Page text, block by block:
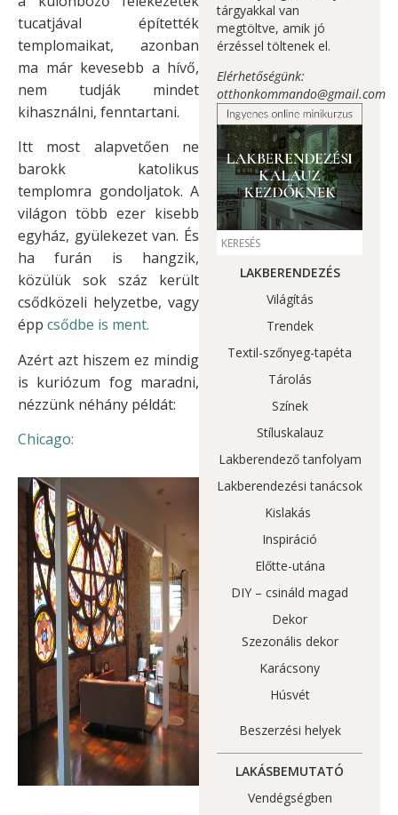
tucatjával építették
templomaikat, azonban
ma már kevesebb a hívő,
nem tudják mindet
kihasználni, fenntartani.
Itt most alapvetően ne
barokk katolikus
templomra gondoljatok. A
világon több ezer kisebb
egyház, gyülekezet van. És
ha furán is hangzik,
közülük sok száz került
csődközeli helyzetbe, vagy
épp csődbe is ment.
Azért azt hiszem ez mindig
is kuriózum fog maradni,
nézzünk néhány példát:
Chicago:
tárgyakkal van
megtöltve, amik jó
érzéssel töltenek el.
Elérhetőségünk:
otthonkommando@gmail.com
LAKBERENDEZÉS
Világítás
Trendek
Textil-szőnyeg-tapéta
Tárolás
Színek
Stíluskalauz
Lakberendező tanfolyam
Lakberendezési tanácsok
Kislakás
Inspiráció
Előtte-utána
DIY – csináld magad
Dekor
Szezonális dekor
Karácsony
Húsvét
Beszerzési helyek
LAKÁSBEMUTATÓ
Vendégségben